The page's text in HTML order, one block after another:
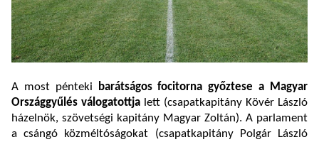
A most pénteki
barátságos focitorna győztese a Magyar
Országgyűlés válogatottja lett (csapatkapitány Kövér László
házelnök, szövetségi kapitány Magyar Zoltán). A parlament
a csángó közméltóságokat (csapatkapitány Polgár László